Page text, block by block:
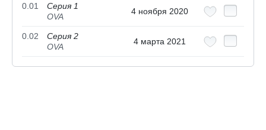
0.01
Серия 1
OVA
4 ноября 2020
0.02
Серия 2
OVA
4 марта 2021